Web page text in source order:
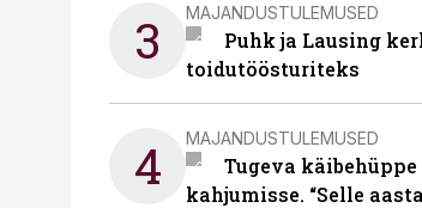
3 MAJANDUSTULEMUSED
Puhk ja Lausing
toidutöösturiteks
4 MAJANDUSTULEMUSED
Tugeva
kahjumisse. “Selle